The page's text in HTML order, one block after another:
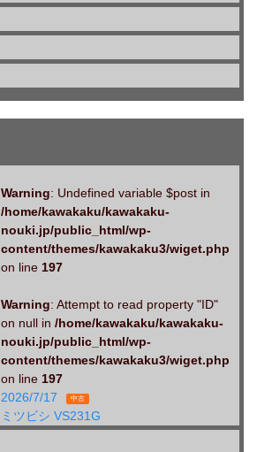
Warning: Undefined variable $post in
/home/kawakaku/kawakaku-
nouki.jp/public_html/wp-
content/themes/kawakaku3/wiget.php
on line 197
Warning: Attempt to read property "ID"
on null in /home/kawakaku/kawakaku-
nouki.jp/public_html/wp-
content/themes/kawakaku3/wiget.php
on line 197
2026/7/17
中古
ミツビシ VS231G